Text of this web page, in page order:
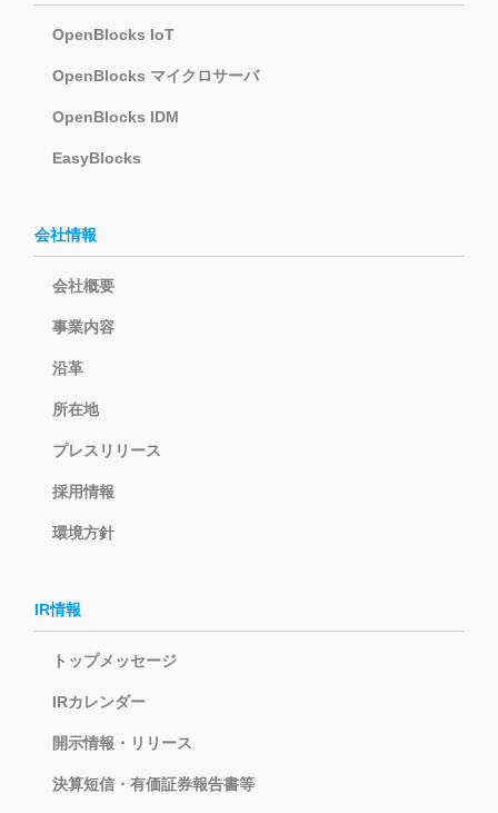
OpenBlocks IoT
OpenBlocks マイクロサーバ
OpenBlocks IDM
EasyBlocks
会社情報
会社概要
事業内容
沿革
所在地
プレスリリース
採用情報
環境方針
IR情報
トップメッセージ
IRカレンダー
開示情報・リリース
決算短信・有価証券報告書等